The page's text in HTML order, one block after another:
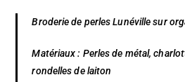
Broderie de perles Lunéville sur
Matériaux : Perles de métal,
rondelles de laiton